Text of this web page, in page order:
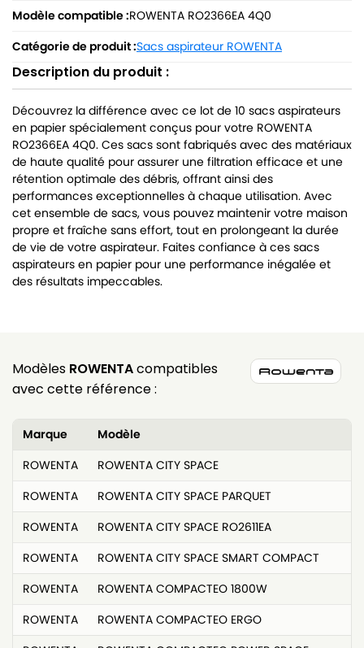
Modèle compatible :ROWENTA RO2366EA 4Q0
Catégorie de produit :Sacs aspirateur ROWENTA
Description du produit :
Découvrez la différence avec ce lot de 10 sacs aspirateurs
en papier spécialement conçus pour votre ROWENTA
RO2366EA 4Q0. Ces sacs sont fabriqués avec des matériaux
de haute qualité pour assurer une filtration efficace et une
rétention optimale des débris, offrant ainsi des
performances exceptionnelles à chaque utilisation. Avec
cet ensemble de sacs, vous pouvez maintenir votre maison
propre et fraîche sans effort, tout en prolongeant la durée
de vie de votre aspirateur. Faites confiance à ces sacs
aspirateurs en papier pour une performance inégalée et
des résultats impeccables.
Modèles ROWENTAcompatibles
avec cette référence :
Marque
Modèle
ROWENTA
ROWENTA CITY SPACE
ROWENTA
ROWENTA CITY SPACE PARQUET
ROWENTA
ROWENTA CITY SPACE RO2611EA
ROWENTA
ROWENTA CITY SPACE SMART COMPACT
ROWENTA
ROWENTA COMPACTEO 1800W
ROWENTA
ROWENTA COMPACTEO ERGO